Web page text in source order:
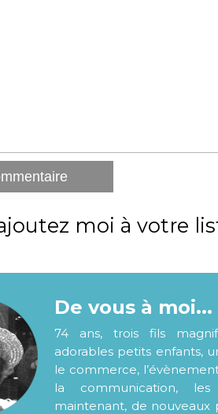
moi à votre
De vous à moi...
74 ans, trois fils
adorables petits enfants,
le commerce,
la communication,
maintenant, de nouveaux